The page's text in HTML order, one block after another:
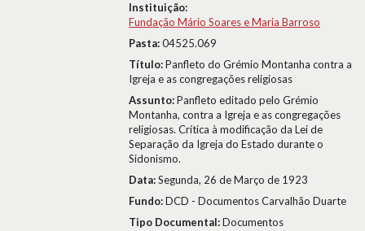
Instituição:
Fundação Mário Soares e Maria Barroso
Pasta:04525.069
Título:Panfleto do Grémio Montanha contra a
Igreja e as congregações religiosas
Assunto:Panfleto editado pelo Grémio
Montanha, contra a Igreja e as congregações
religiosas. Crítica à modificação da Lei de
Separação da Igreja do Estado durante o
Sidonismo.
Data:Segunda, 26 de Março de 1923
Fundo:DCD - Documentos Carvalhão Duarte
Tipo Documental:Documentos